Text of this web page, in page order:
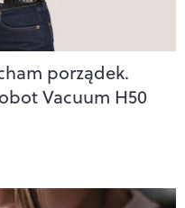
porządek.
Vacuum H50